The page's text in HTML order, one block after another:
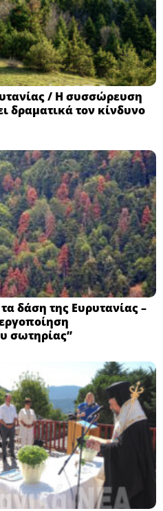
/ Η συσσώρευση
δραματικά τον κίνδυνο
δάση της Ευρυτανίας –
σωτηρίας”